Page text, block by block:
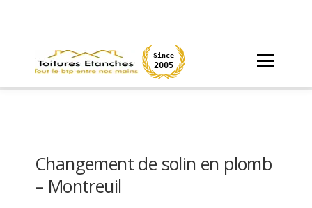
Since
2005 Menu
MAÇONNERIE DEVIS
Changement de solin en plomb
– Montreuil